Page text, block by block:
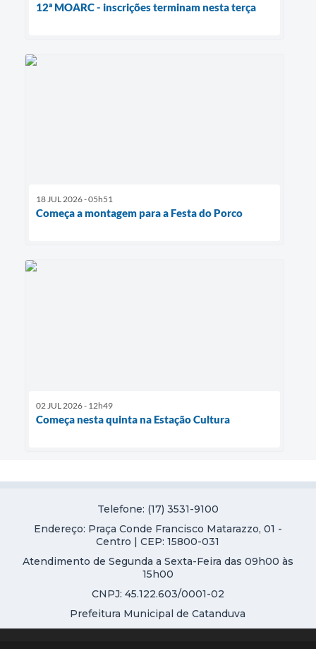
12ª MOARC - inscrições terminam nesta terça
18 JUL 2026 - 05h51
Começa a montagem para a Festa do Porco
02 JUL 2026 - 12h49
Começa nesta quinta na Estação Cultura
Telefone: (17) 3531-9100
Endereço: Praça Conde Francisco Matarazzo, 01 -
Centro | CEP: 15800-031
Atendimento de Segunda a Sexta-Feira das 09h00 às
15h00
CNPJ: 45.122.603/0001-02
Prefeitura Municipal de Catanduva